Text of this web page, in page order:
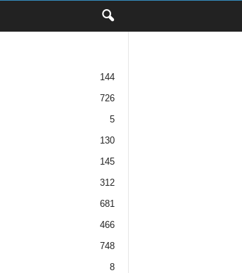
144
726
5
130
145
312
681
466
748
8